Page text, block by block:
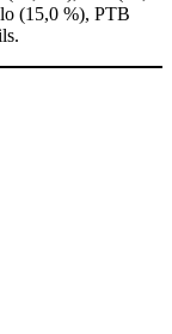
(15,0 %), PTB